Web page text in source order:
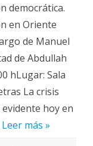
democrática.
en Oriente
de Manuel
de Abdullah
hLugar: Sala
La crisis
hoy en
Leer más »